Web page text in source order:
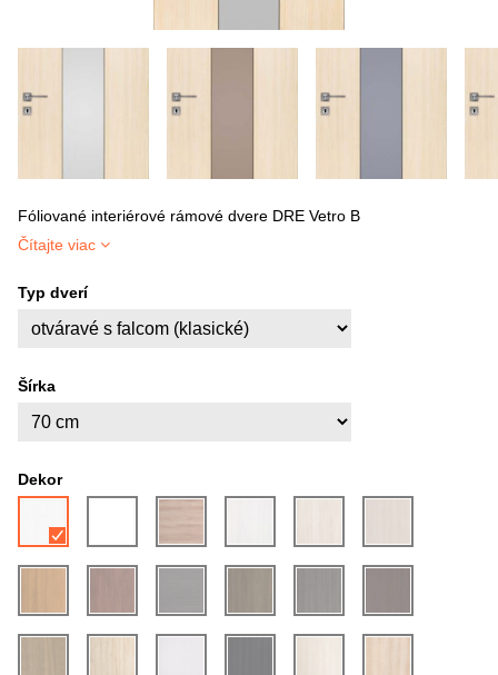
Fóliované interiérové rámové dvere DRE Vetro B
Čítajte viac
Typ dverí
Šírka
Dekor